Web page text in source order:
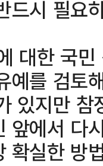
드시 필요
대한 국
예를 검토
있지만
앞에서 다
확실한 방